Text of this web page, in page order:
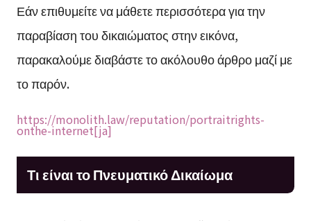
Εάν επιθυμείτε να μάθετε περισσότερα για την
παραβίαση του δικαιώματος στην εικόνα,
παρακαλούμε διαβάστε το ακόλουθο άρθρο μαζί με
το παρόν.
https://monolith.law/reputation/portraitrights-
onthe-internet[ja]
Τι είναι το Πνευματικό Δικαίωμα